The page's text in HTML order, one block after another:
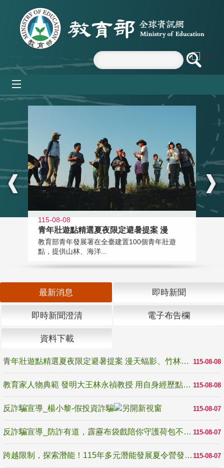
跳到主要內容區塊
:::
115-08-08
青年壯遊點精選夏夜限定避暑提案 漫
教育部青年發展署在全臺建置100個青年壯遊
點，提供山林、海洋...
最新消息 即時新聞
即時新聞澄清 電子布告欄
資料下載
115-08-08
青年壯遊點精選夏夜限定避暑提案 漫天蝠影、竹林尋蛙、茶香夜觀 邀青年暮色出發
115-08-08
教育家人物典範 發明大王林永禎教授 用自身經歷點亮學生的路
115-08-07
反詐騙宣導_楊小黎-假投資詐騙
115-08-07
反詐騙宣導_防詐有道，霹靂布袋戲陪你守護荷包不受騙
115-08-07
跨越限制，探索潛能！115年多元潛能發展夏令營發掘生命無限可能